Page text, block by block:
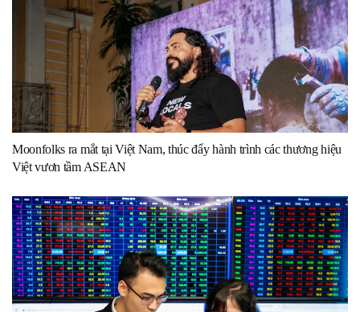
Moonfolks ra mắt tại Việt Nam, thúc đẩy hành trình các thương hiệu
Việt vươn tầm ASEAN